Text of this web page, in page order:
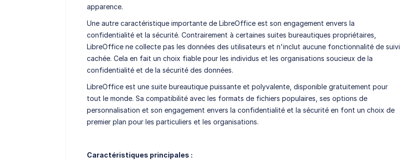
apparence.
Une autre caractéristique importante de LibreOffice est son engagement envers la
confidentialité et la sécurité. Contrairement à certaines suites bureautiques propriétaires,
LibreOffice ne collecte pas les données des utilisateurs et n'inclut aucune fonctionnalité de suivi
cachée. Cela en fait un choix fiable pour les individus et les organisations soucieux de la
confidentialité et de la sécurité des données.
LibreOffice est une suite bureautique puissante et polyvalente, disponible gratuitement pour
tout le monde. Sa compatibilité avec les formats de fichiers populaires, ses options de
personnalisation et son engagement envers la confidentialité et la sécurité en font un choix de
premier plan pour les particuliers et les organisations.
Caractéristiques principales :